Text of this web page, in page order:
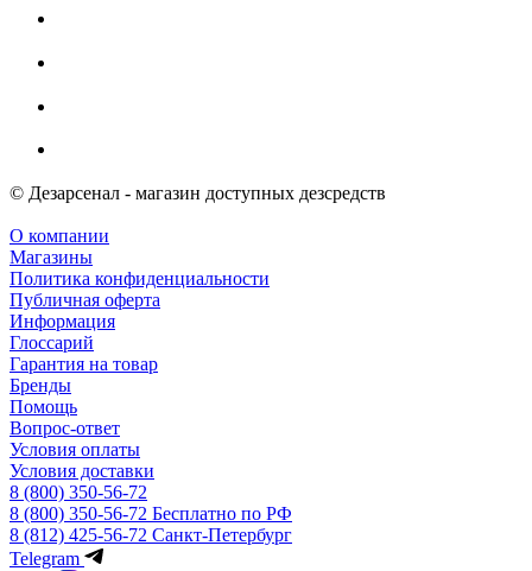
© Дезарсенал - магазин доступных дезсредств
О компании
Магазины
Политика конфиденциальности
Публичная оферта
Информация
Глоссарий
Гарантия на товар
Бренды
Помощь
Вопрос-ответ
Условия оплаты
Условия доставки
8 (800) 350-56-72
8 (800) 350-56-72 Бесплатно по РФ
8 (812) 425-56-72 Санкт-Петербург
Telegram